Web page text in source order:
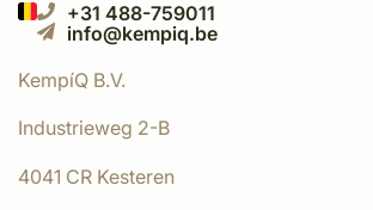
+31 488-759011
info@kempiq.be
KempíQ B.V.
Industrieweg 2-B
4041 CR Kesteren